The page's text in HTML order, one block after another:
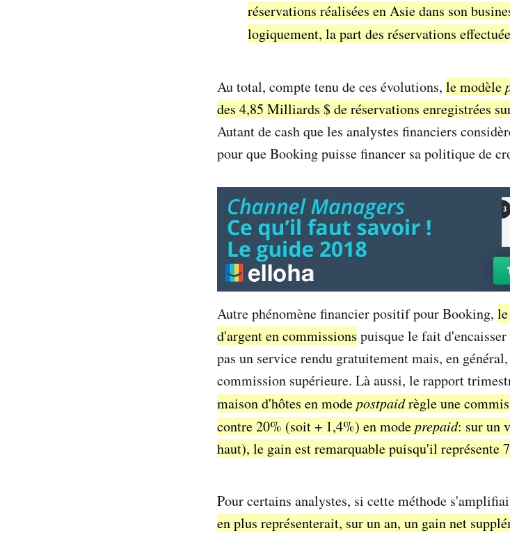
réservations réalisées en Asie dans son
logiquement, la part des réservations
Au total, compte tenu de ces évolutions, le modèle
des 4,85 Milliards $ de réservations enregistrées
Autant de cash que les analystes financiers
pour que Booking puisse financer sa politique de
Autre phénomène financier positif pour Booking,
d'argent en commissions puisque le fait
pas un service rendu gratuitement mais, en
commission supérieure. Là aussi, le rapport
maison d'hôtes en modepostpaidrègle une
contre 20% (soit + 1,4%) en modeprepaid: sur un
haut), le gain est remarquable puisqu'il représente
Pour certains analystes, si cette méthode
en plus représenterait, sur un an, un gain net